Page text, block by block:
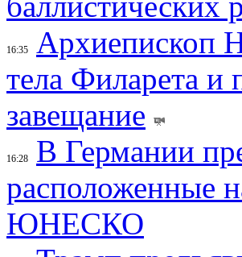
16:35
Архиепископ
тела Филарета и
завещание
16:28
В Германии
расположенные
ЮНЕСКО